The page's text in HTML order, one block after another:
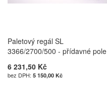
Paletový regál SL
3366/2700/500 - přídavné pole
6 231,50 Kč
5 150,00 Kč